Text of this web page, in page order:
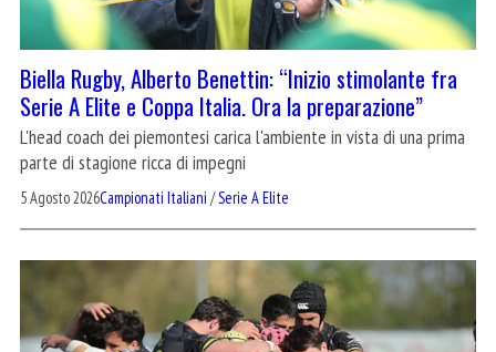
Biella Rugby, Alberto Benettin: “Inizio stimolante fra
Serie A Elite e Coppa Italia. Ora la preparazione”
L'head coach dei piemontesi carica l'ambiente in vista di una prima
parte di stagione ricca di impegni
5 Agosto 2026Campionati Italiani /Serie A Elite